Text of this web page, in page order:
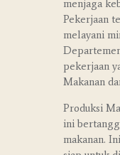
menjaga
Pekerjaan
melayani
pekerjaan
Makanan
Produksi
ini
makanan.